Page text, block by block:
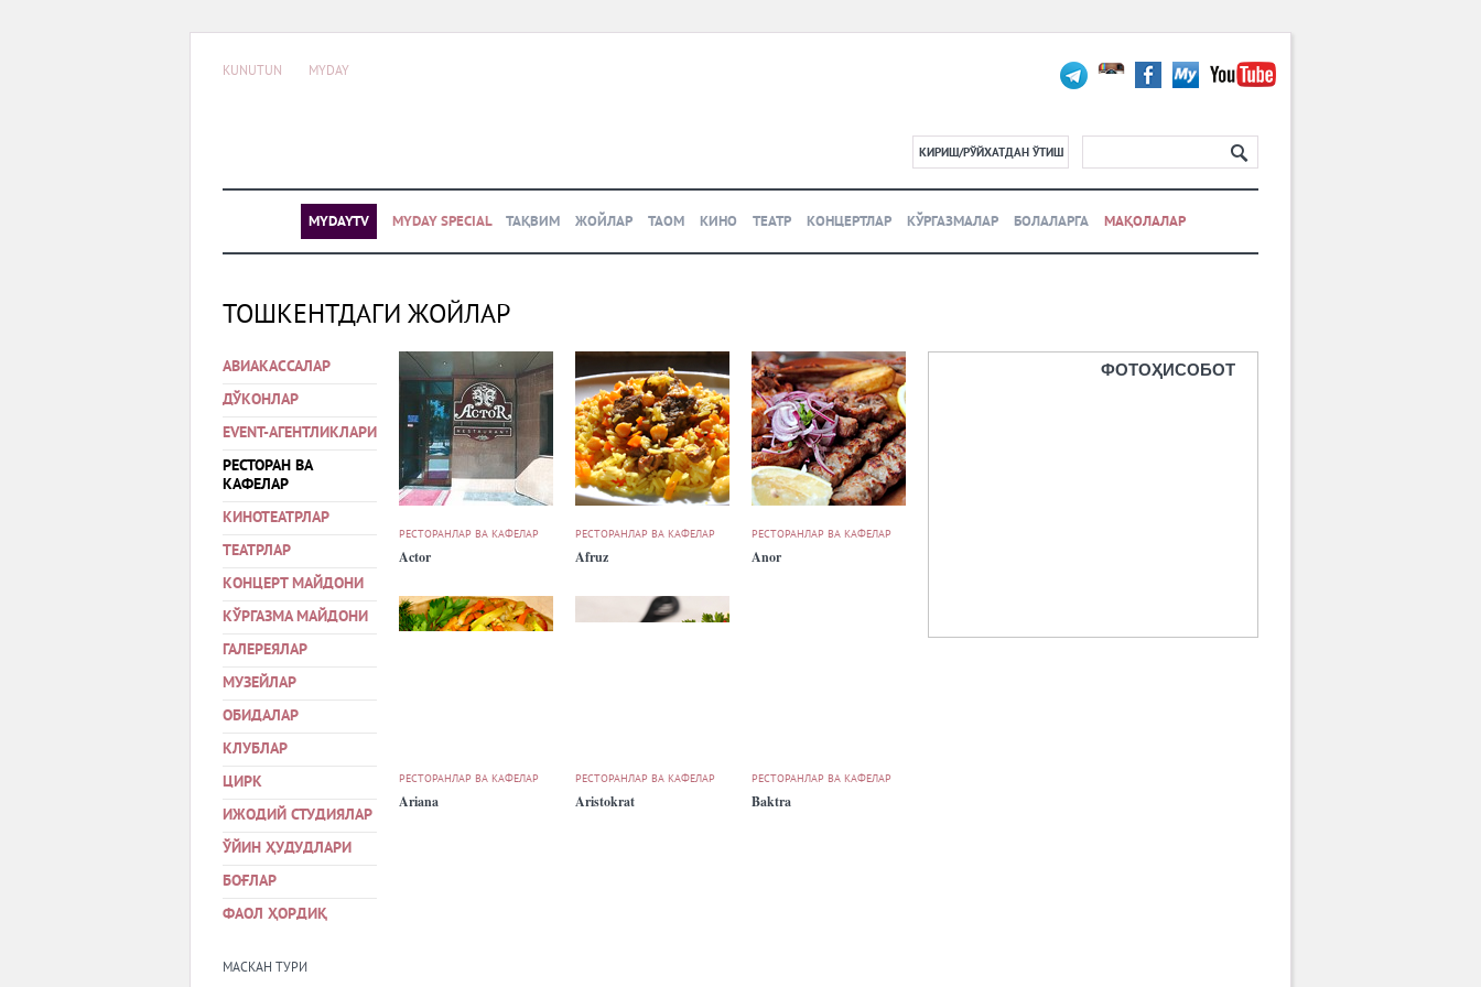
KUNUTUN MYDAY
КИРИШ/РЎЙХАТДАН ЎТИШ
MYDAYTV MYDAY SPECIAL ТАҚВИМ ЖОЙЛАР ТАОМ КИНО ТЕАТР КОНЦЕРТЛАР КЎРГАЗМАЛАР БОЛАЛАРГА МАҚОЛАЛАР
ТОШКЕНТДАГИ ЖОЙЛАР
АВИАКАССАЛАР
ДЎКОНЛАР
EVENT-АГЕНТЛИКЛАРИ
РЕСТОРАН ВА
КАФЕЛАР
КИНОТЕАТРЛАР
ТЕАТРЛАР
КОНЦЕРТ МАЙДОНИ
КЎРГАЗМА МАЙДОНИ
ГАЛЕРЕЯЛАР
МУЗЕЙЛАР
ОБИДАЛАР
КЛУБЛАР
ЦИРК
ИЖОДИЙ СТУДИЯЛАР
ЎЙИН ҲУДУДЛАРИ
БОҒЛАР
ФАОЛ ҲОРДИҚ
МАСКАН ТУРИ
РЕСТОРАНЛАР ВА КАФЕЛАР
Actor
РЕСТОРАНЛАР ВА КАФЕЛАР
Afruz
РЕСТОРАНЛАР ВА КАФЕЛАР
Anor
РЕСТОРАНЛАР ВА КАФЕЛАР
Ariana
РЕСТОРАНЛАР ВА КАФЕЛАР
Aristokrat
РЕСТОРАНЛАР ВА КАФЕЛАР
Baktra
ФОТОҲИСОБОТ